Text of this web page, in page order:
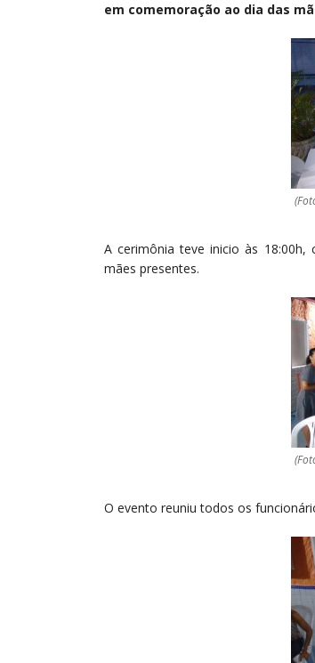
em comemoração ao dia das
A cerimônia teve inicio às
mães presentes.
O evento reuniu todos os